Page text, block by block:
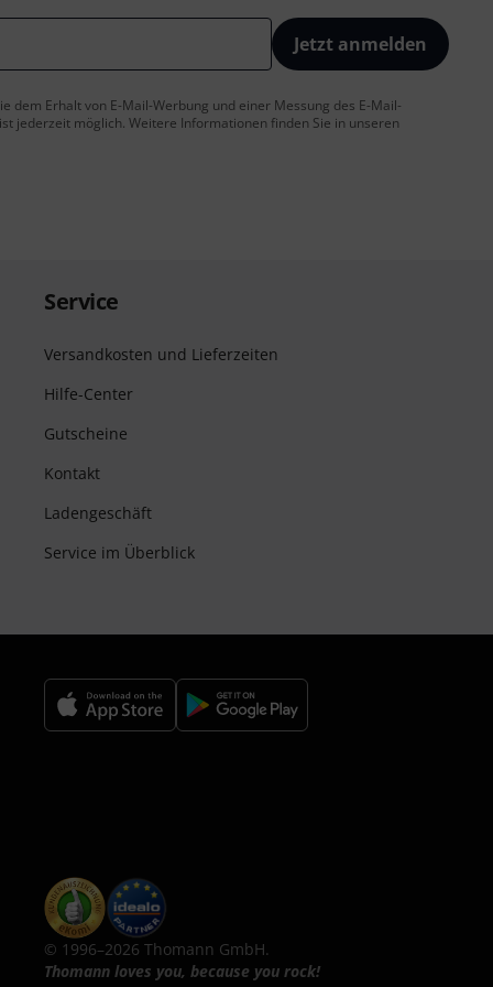
Jetzt anmelden
dem Erhalt von E-Mail-Werbung und einer Messung des E-Mail-
jederzeit möglich. Weitere Informationen finden Sie in unseren
Service
Versandkosten und Lieferzeiten
Hilfe-Center
Gutscheine
Kontakt
Ladengeschäft
Service im Überblick
© 1996–2026 Thomann GmbH.
Thomann loves you, because you rock!